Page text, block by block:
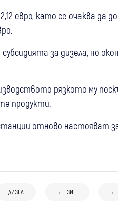
евро, като се очаква да
за дизела, но
рязкото му
продукти.
отново настояват
ДИЗЕЛ БЕНЗИН
23
и
Гръцки власти